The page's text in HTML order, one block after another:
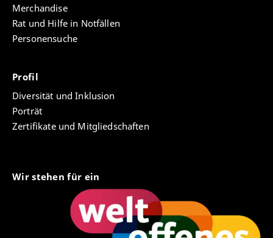
Merchandise
Rat und Hilfe in Notfällen
Personensuche
Profil
Diversität und Inklusion
Porträt
Zertifikate und Mitgliedschaften
Wir stehen für ein